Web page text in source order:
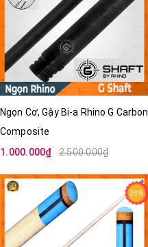
Ngọn Cơ, Gậy Bi-a Rhino G Carbon
Composite
1.000.000₫
2.500.000₫
28%